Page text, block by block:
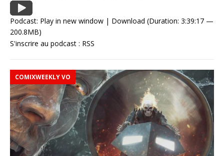
Podcast: Play in new window | Download (Duration: 3:39:17 —
200.8MB)
S'inscrire au podcast : RSS
COMIXWEEKLY VO